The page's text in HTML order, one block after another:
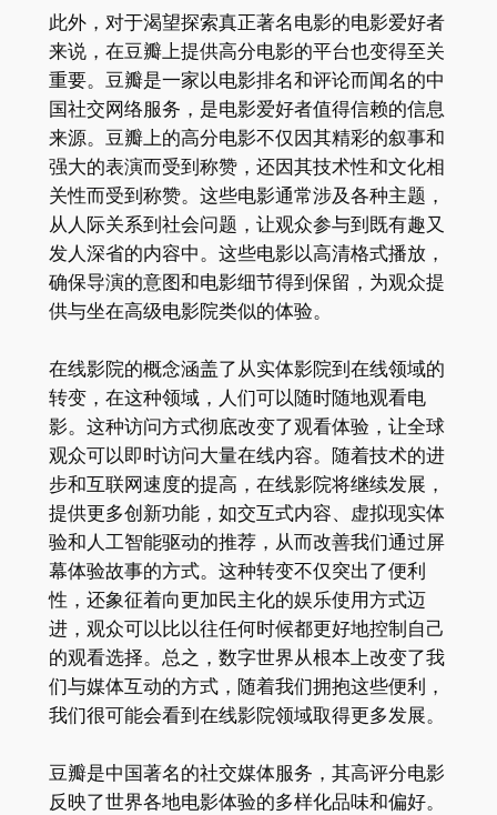
此外，对于渴望探索真正著名电影的电影爱好者
来说，在豆瓣上提供高分电影的平台也变得至关
重要。豆瓣是一家以电影排名和评论而闻名的中
国社交网络服务，是电影爱好者值得信赖的信息
来源。豆瓣上的高分电影不仅因其精彩的叙事和
强大的表演而受到称赞，还因其技术性和文化相
关性而受到称赞。这些电影通常涉及各种主题，
从人际关系到社会问题，让观众参与到既有趣又
发人深省的内容中。这些电影以高清格式播放，
确保导演的意图和电影细节得到保留，为观众提
供与坐在高级电影院类似的体验。
在线影院的概念涵盖了从实体影院到在线领域的
转变，在这种领域，人们可以随时随地观看电
影。这种访问方式彻底改变了观看体验，让全球
观众可以即时访问大量在线内容。随着技术的进
步和互联网速度的提高，在线影院将继续发展，
提供更多创新功能，如交互式内容、虚拟现实体
验和人工智能驱动的推荐，从而改善我们通过屏
幕体验故事的方式。这种转变不仅突出了便利
性，还象征着向更加民主化的娱乐使用方式迈
进，观众可以比以往任何时候都更好地控制自己
的观看选择。总之，数字世界从根本上改变了我
们与媒体互动的方式，随着我们拥抱这些便利，
我们很可能会看到在线影院领域取得更多发展。
豆瓣是中国著名的社交媒体服务，其高评分电影
反映了世界各地电影体验的多样化品味和偏好。